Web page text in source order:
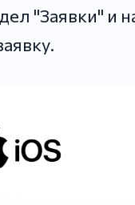
"Заявки" и